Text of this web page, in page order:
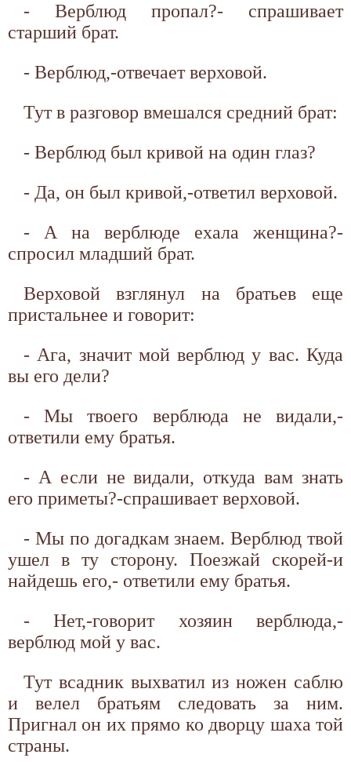
- Верблюд пропал?- спрашивает
старший брат.
- Верблюд,-отвечает верховой.
Тут в разговор вмешался средний брат:
- Верблюд был кривой на один глаз?
- Да, он был кривой,-ответил верховой.
- А на верблюде ехала женщина?-
спросил младший брат.
Верховой взглянул на братьев еще
пристальнее и говорит:
- Ага, значит мой верблюд у вас. Куда
вы его дели?
- Мы твоего верблюда не видали,-
ответили ему братья.
- А если не видали, откуда вам знать
его приметы?-спрашивает верховой.
- Мы по догадкам знаем. Верблюд твой
ушел в ту сторону. Поезжай скорей-и
найдешь его,- ответили ему братья.
- Нет,-говорит хозяин верблюда,-
верблюд мой у вас.
Тут всадник выхватил из ножен саблю
и велел братьям следовать за ним.
Пригнал он их прямо ко дворцу шаха той
страны.